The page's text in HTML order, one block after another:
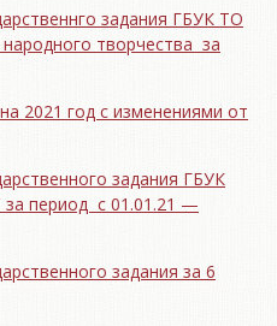
задания ГБУК ТО
творчества за
2021 год с изменениями от
задания ГБУК
период с 01.01.21 —
задания за 6